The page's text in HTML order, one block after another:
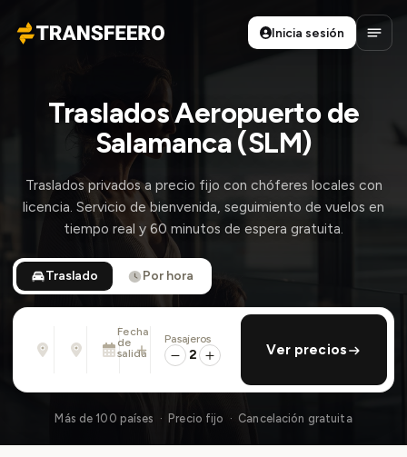
Transfeero
Inicia sesión
Abrir
Traslados Aeropuerto de
Salamanca (SLM)
Traslados privados a precio fijo con chóferes locales con
licencia. Servicio de bienvenida, seguimiento de vuelos en
tiempo real y 60 minutos de espera gratuita.
Traslado Por hora
Desde
Dirección, aeropuerto, hotel, ...
Hasta
Dirección, aeropuerto, hotel, ...
Fecha
de
salida
Dom., 9 Ago. · 01:45 PM
añadir regreso
Pasajeros
2 Ver precios
Más de 100 países · Precio fijo · Cancelación gratuita